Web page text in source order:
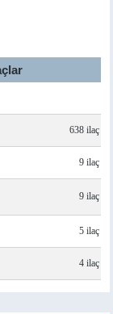
638 ilaç
9 ilaç
9 ilaç
5 ilaç
4 ilaç